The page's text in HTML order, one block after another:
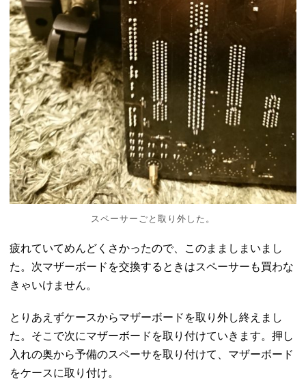
スペーサーごと取り外した。
疲れていてめんどくさかったので、このまましまいまし
た。次マザーボードを交換するときはスペーサーも買わな
きゃいけません。
とりあえずケースからマザーボードを取り外し終えまし
た。そこで次にマザーボードを取り付けていきます。押し
入れの奥から予備のスペーサを取り付けて、マザーボード
をケースに取り付け。